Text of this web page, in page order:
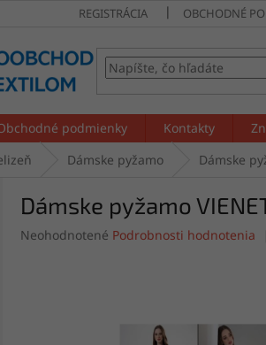
REGISTRÁCIA OBCHODNÉ
podmienky Kontakty
Dámske pyžamo Dámske
Dámske pyžamo
Priemerné
Neohodnotené Podrobnosti hodnotenia